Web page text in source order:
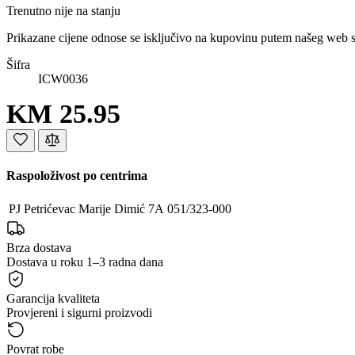
Trenutno nije na stanju
Prikazane cijene odnose se isključivo na kupovinu putem našeg web
Šifra
ICW0036
KM 25.95
Raspoloživost po centrima
PJ Petrićevac Marije Dimić 7A 051/323-000
Brza dostava
Dostava u roku 1–3 radna dana
Garancija kvaliteta
Provjereni i sigurni proizvodi
Povrat robe